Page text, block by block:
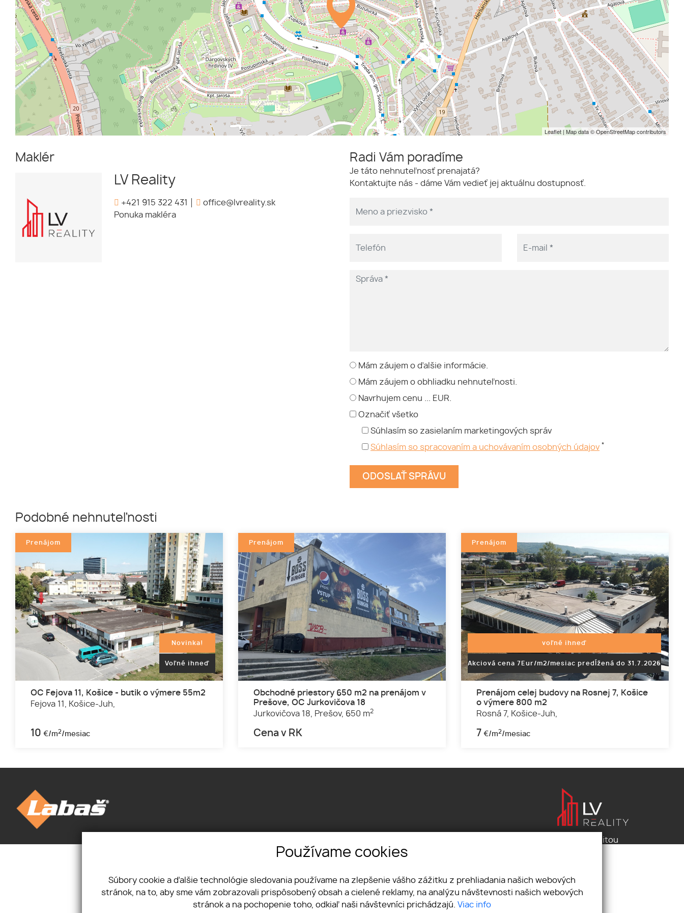
Leaflet | Map data ©OpenStreetMapcontributors
Maklér
LV Reality
+421 915 322 431
office@lvreality.sk
Ponuka makléra
Radi Vám poradíme
Je táto nehnuteľnosť prenajatá?
Kontaktujte nás - dáme Vám vedieť jej aktuálnu dostupnosť.
Mám záujem o ďalšie informácie.
Mám záujem o obhliadku nehnuteľnosti.
Navrhujem cenu ... EUR.
Označiť všetko
Súhlasím so zasielaním marketingových správ
Súhlasím so spracovaním a uchovávaním osobných údajov *
Podobné nehnuteľnosti
Prenájom
Novinka!
Voľné ihneď
OC Fejova 11, Košice - butik o výmere 55m2
Fejova 11,
Košice-Juh,
10 €/m2/mesiac
Prenájom
Obchodné priestory 650 m2 na prenájom v
Prešove, OC Jurkovičova 18
Jurkovičova 18,
Prešov, 650 m2
Cena v RK
Prenájom
voľné ihneď
Akciová cena 7Eur/m2/mesiac predĺžená do 31.7.2026
Prenájom celej budovy na Rosnej 7, Košice
o výmere 800 m2
Rosná 7, Košice-Juh,
7 €/m2/mesiac
Mám záujem
Ponúkam
Textilná 1, 04012 Košice
office@lvreality.sk
Pod záštitou
Používame cookies
Súbory cookie a ďalšie technológie sledovania používame na zlepšenie vášho zážitku z prehliadania našich webových
stránok, na to, aby sme vám zobrazovali prispôsobený obsah a cielené reklamy, na analýzu návštevnosti našich webových
stránok a na pochopenie toho, odkiaľ naši návštevníci prichádzajú. Viac info